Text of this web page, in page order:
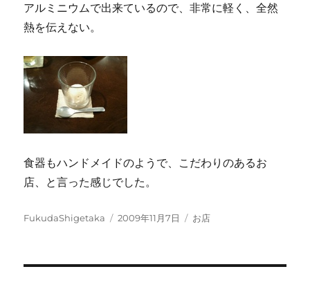
アルミニウムで出来ているので、非常に軽く、全然
熱を伝えない。
食器もハンドメイドのようで、こだわりのあるお
店、と言った感じでした。
投
FukudaShigetaka
投
2009年11月7日
カ
お店